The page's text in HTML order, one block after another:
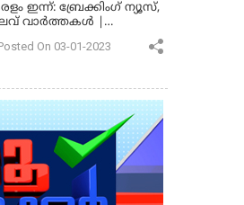
ഇന്ന്: ബ്രേക്കിംഗ് ന്യൂസ്,
വാർത്തകൾ |
On 03-01-2023